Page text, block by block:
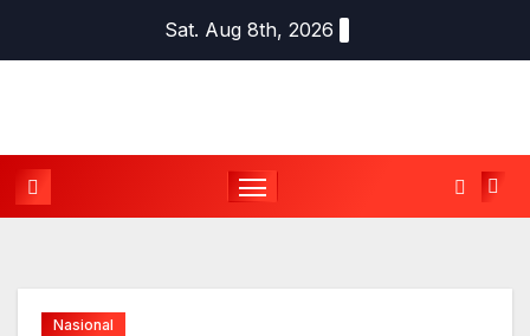
Sat. Aug 8th, 2026
Nasional